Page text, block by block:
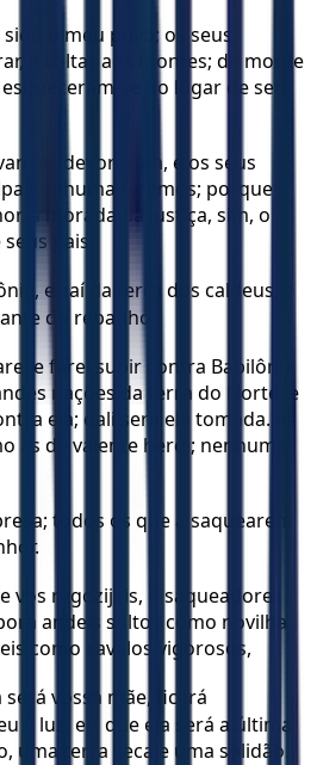
o meu povo; os seus
e voltar aos montes; de monte
se do lugar de seu
as devoraram, e os seus
nenhuma teremos; porque
a morada da justiça, sim, o
pais.
e saí da terra dos caldeus, e
do rebanho.
e farei subir contra Babilônia
nações da terra do Norte; e
ela; dali será ela tomada. As
as de valente herói; nenhuma
todos os que a saquearem
vos regozijeis, ó saqueadores
andeis soltos como novilha
como cavalos vigorosos,
vossa mãe, ficará
à luz; eis que ela será a última
uma terra seca e uma solidão.